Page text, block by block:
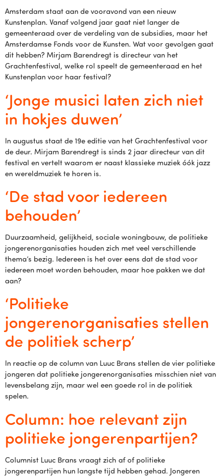
Amsterdam staat aan de vooravond van een nieuw
Kunstenplan. Vanaf volgend jaar gaat niet langer de
gemeenteraad over de verdeling van de subsidies, maar het
Amsterdamse Fonds voor de Kunsten. Wat voor gevolgen gaat
dit hebben? Mirjam Barendregt is directeur van het
Grachtenfestival, welke rol speelt de gemeenteraad en het
Kunstenplan voor haar festival?
‘Jonge musici laten zich niet
in hokjes duwen’
In augustus staat de 19e editie van het Grachtenfestival voor
de deur. Mirjam Barendregt is sinds 2 jaar directeur van dit
festival en vertelt waarom er naast klassieke muziek óók jazz
en wereldmuziek te horen is.
‘De stad voor iedereen
behouden’
Duurzaamheid, gelijkheid, sociale woningbouw, de politieke
jongerenorganisaties houden zich met veel verschillende
thema’s bezig. Iedereen is het over eens dat de stad voor
iedereen moet worden behouden, maar hoe pakken we dat
aan?
‘Politieke
jongerenorganisaties stellen
de politiek scherp’
In reactie op de column van Luuc Brans stellen de vier politieke
jongeren dat politieke jongerenorganisaties misschien niet van
levensbelang zijn, maar wel een goede rol in de politiek
spelen.
Column: hoe relevant zijn
politieke jongerenpartijen?
Columnist Luuc Brans vraagt zich af of politieke
jongerenpartijen hun langste tijd hebben gehad. Jongeren